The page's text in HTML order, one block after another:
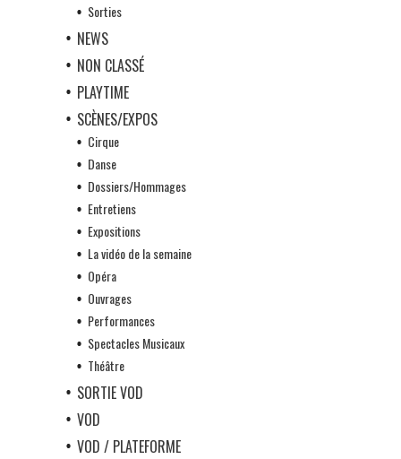
Sorties
NEWS
NON CLASSÉ
PLAYTIME
SCÈNES/EXPOS
Cirque
Danse
Dossiers/Hommages
Entretiens
Expositions
La vidéo de la semaine
Opéra
Ouvrages
Performances
Spectacles Musicaux
Théâtre
SORTIE VOD
VOD
VOD / PLATEFORME